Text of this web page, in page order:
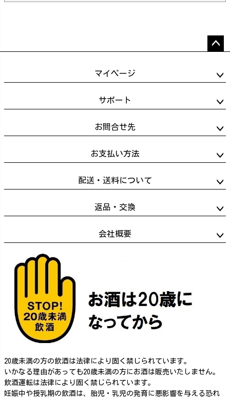
ップ
マイページ
サポート
お問合せ先
お支払い方法
配送・送料について
返品・交換
会社概要
20歳未満の方の飲酒は法律により固く禁じられています。
いかなる理由があっても20歳未満の方にお酒は販売いたしません。
飲酒運転は法律により固く禁じられています。
妊娠中や授乳期の飲酒は、胎児・乳児の発育に悪影響を与える恐れ